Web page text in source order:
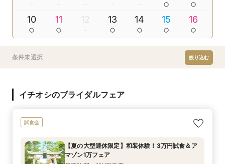
10 11 12 13 14 15 16
条件未選択 絞り込む
イチオシのブライダルフェア
試食会
【夏の大型連休限定】和装体験！3万円試食＆ア
マゾン1万フェア